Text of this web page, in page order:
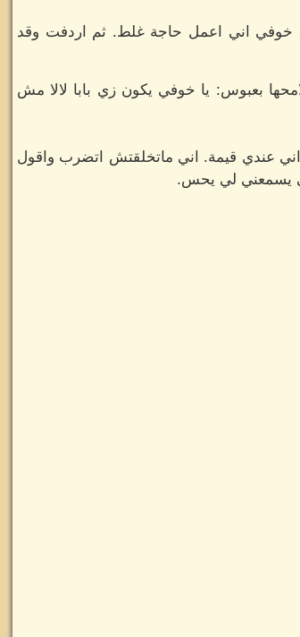
خوفي اني اعمل حاجة غلط. ثم اردفت وقد
بعبوس: يا خوفي يكون زي بابا لالا مش
عندي قيمة. اني ماتخلقتش اتضرب واقول
يسمعني لي يحس.